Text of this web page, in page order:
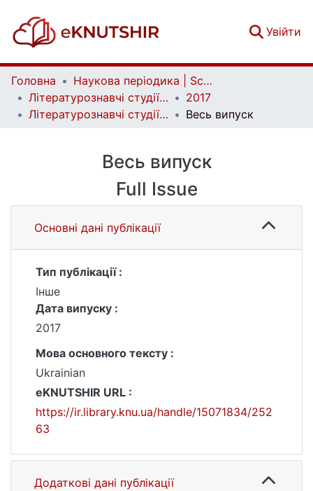
Увійти
Головна
Наукова періодика | Scientific periodicals
Літературознавчі студії | Literary Studies
2017
Літературознавчі студії. Вип. 1(48)
Весь випуск
Весь випуск
Full Issue
Основні дані публікації
Тип публікації :
Інше
Дата випуску :
2017
Мова основного тексту :
Ukrainian
eKNUTSHIR URL :
https://ir.library.knu.ua/handle/15071834/252
63
Додаткові дані публікації